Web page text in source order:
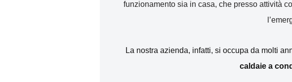
funzionamento sia in casa, che presso attività
La nostra azienda, infatti, si occupa da molti
caldaie a